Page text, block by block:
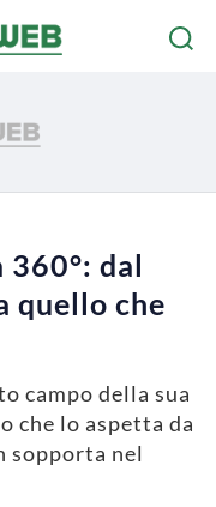
dal
quello che
campo della sua
che lo aspetta da
sopporta nel